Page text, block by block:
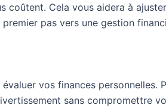
coûtent. Cela vous aidera à
pas vers une gestion
vos finances personnelles.
sans compromettre